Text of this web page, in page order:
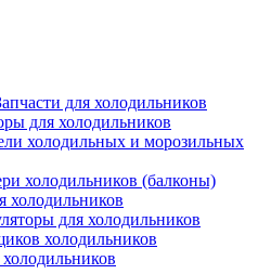
для холодильников
для холодильников
холодильных и морозильных
холодильников (балконы)
холодильников
для холодильников
холодильников